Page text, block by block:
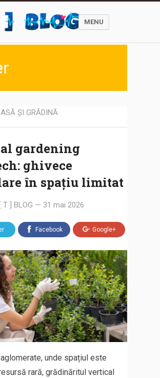
MENU
ȘI GRĂDINĂ
gardening
ghivece
în spațiu limitat
[ T ] BLOG — 31 mai 2026
Facebook Google+
aglomerate, unde spațiul este
rară, grădinăritul vertical